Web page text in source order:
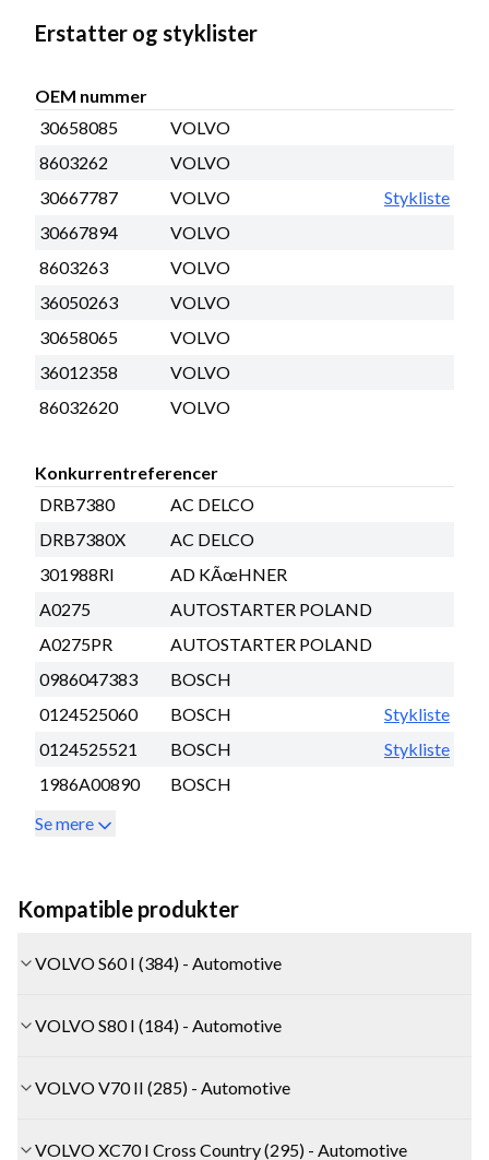
Erstatter og styklister
OEM nummer
30658085
VOLVO
8603262
VOLVO
30667787
VOLVO
Stykliste
30667894
VOLVO
8603263
VOLVO
36050263
VOLVO
30658065
VOLVO
36012358
VOLVO
86032620
VOLVO
Konkurrentreferencer
DRB7380
AC DELCO
DRB7380X
AC DELCO
301988RI
AD KÃœHNER
A0275
AUTOSTARTER POLAND
A0275PR
AUTOSTARTER POLAND
0986047383
BOSCH
0124525060
BOSCH
Stykliste
0124525521
BOSCH
Stykliste
1986A00890
BOSCH
Se mere
Kompatible produkter
VOLVO S60 I (384) - Automotive
VOLVO S80 I (184) - Automotive
VOLVO V70 II (285) - Automotive
VOLVO XC70 I Cross Country (295) - Automotive